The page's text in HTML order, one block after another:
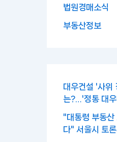
법원경매소식
부동산정보
대우건설 '사위
는?…'정통 대
"대통령 부동산
다" 서울시 토